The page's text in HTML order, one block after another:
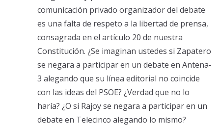
comunicación privado organizador del debate
es una falta de respeto a la libertad de prensa,
consagrada en el artículo 20 de nuestra
Constitución. ¿Se imaginan ustedes si Zapatero
se negara a participar en un debate en Antena-
3 alegando que su línea editorial no coincide
con las ideas del PSOE? ¿Verdad que no lo
haría? ¿O si Rajoy se negara a participar en un
debate en Telecinco alegando lo mismo?